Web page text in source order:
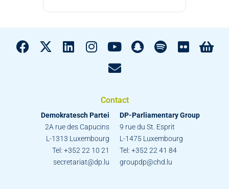
Contact
Demokratesch Partei
2A rue des Capucins
L-1313 Luxembourg
Tel: +352 22 10 21
secretariat@dp.lu
DP-Parliamentary Group
9 rue du St. Esprit
L-1475 Luxembourg
Tel: +352 22 41 84
groupdp@chd.lu